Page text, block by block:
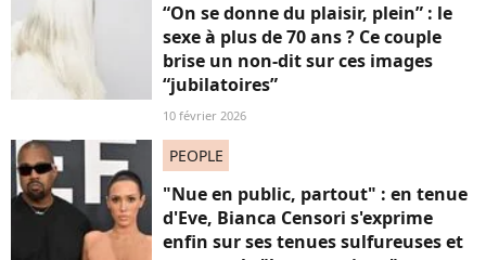
“On se donne du plaisir, plein” : le
sexe à plus de 70 ans ? Ce couple
brise un non-dit sur ces images
“jubilatoires”
10 février 2026
PEOPLE
"Nue en public, partout" : en tenue
d'Eve, Bianca Censori s'exprime
enfin sur ses tenues sulfureuses et